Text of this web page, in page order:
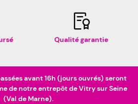
Qualité garantie
avant 16h (jours ouvrés) seront
de notre entrepôt de Vitry sur Seine
(Val de Marne).